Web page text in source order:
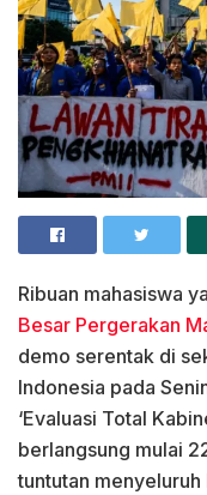
Ribuan mahasiswa
Besar Pergerakan
demo serentak di
Indonesia pada
‘Evaluasi Total
berlangsung mulai
tuntutan